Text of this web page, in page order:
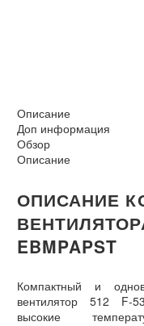
Описание
Доп информация
Обзор
Описание
ОПИСАНИЕ
EBMPAPST
Компактный и
вентилятор 512 F-
высокие